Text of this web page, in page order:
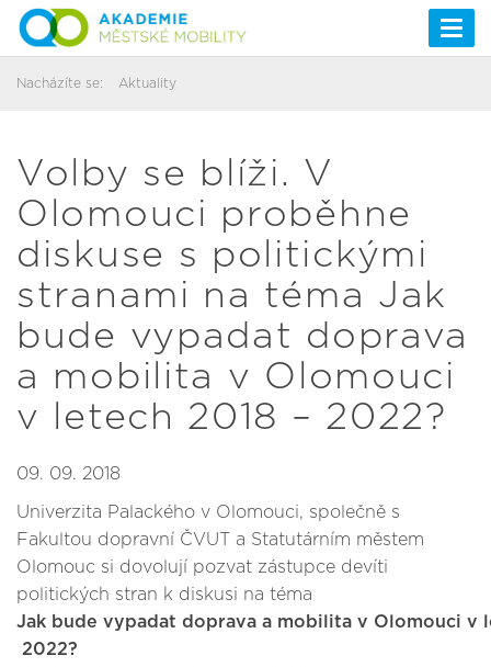
Nacházíte se: Aktuality
Volby se blíži. V
Olomouci proběhne
diskuse s politickými
stranami na téma Jak
bude vypadat doprava
a mobilita v Olomouci
v letech 2018 – 2022?
09. 09. 2018
Univerzita Palackého v Olomouci, společně s
Fakultou dopravní ČVUT a Statutárním městem
Olomouc si dovolují pozvat zástupce devíti
politických stran k diskusi na téma
Jak bude vypadat doprava a mobilita v Olomouci v
2022?